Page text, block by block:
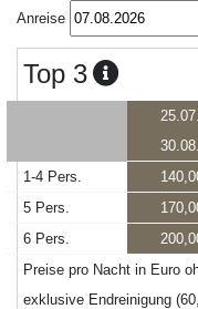
Anreise
Top 3
1-4 Pers.
5 Pers.
6 Pers.
Preise pro Nacht in Euro
exklusive Endreinigung